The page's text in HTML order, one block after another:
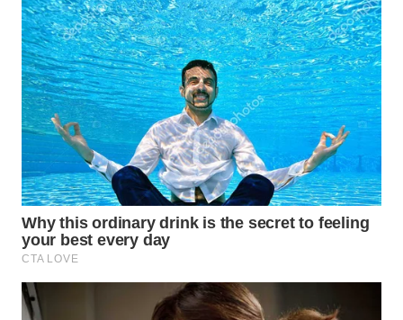
KALBAR
WN
KALTENG
WN
KALTARA
WN
KALSEL
KALTIM